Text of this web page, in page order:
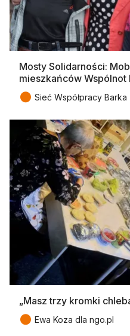
Mosty Solidarności:
mieszkańców Wspólnot
● Sieć Współpracy Barka
„Masz trzy kromki
● Ewa Koza dla ngo.pl